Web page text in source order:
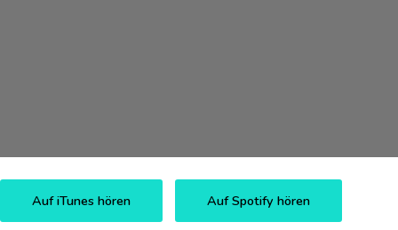
Auf iTunes hören Auf Spotify hören